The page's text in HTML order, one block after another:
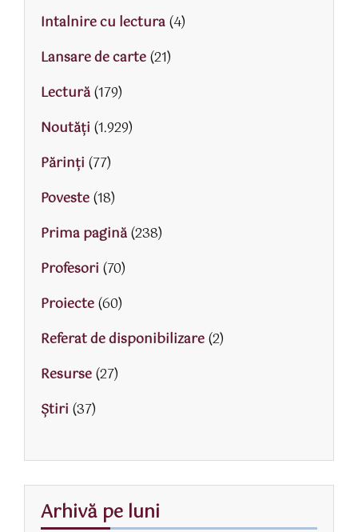
Intalnire cu lectura(4)
Lansare de carte(21)
Lectură(179)
Noutăți (1.929)
Părinţi (77)
Poveste(18)
Prima pagină(238)
Profesori (70)
Proiecte(60)
Referat de disponibilizare(2)
Resurse(27)
Știri (37)
Arhivă pe luni